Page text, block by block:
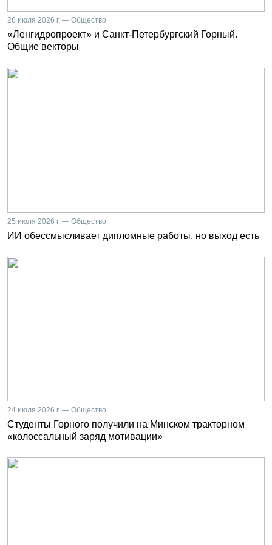
26 июля 2026 г. — Общество
«Ленгидропроект» и Санкт-Петербургский Горный.
Общие векторы
25 июля 2026 г. — Общество
ИИ обессмысливает дипломные работы, но выход есть
24 июля 2026 г. — Общество
Студенты Горного получили на Минском тракторном
«колоссальный заряд мотивации»